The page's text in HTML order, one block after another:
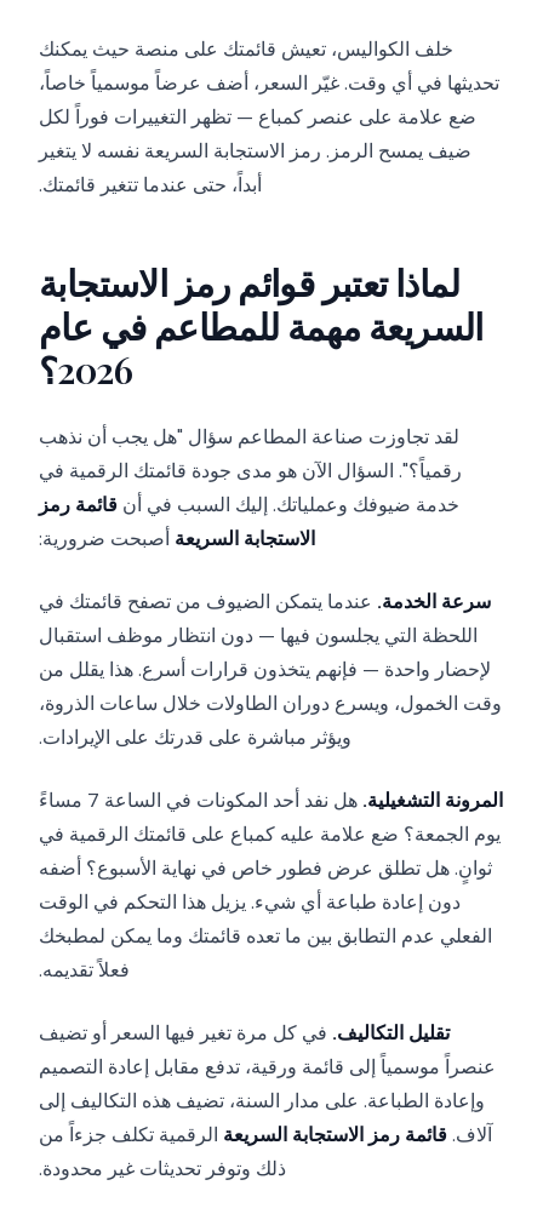
خلف الكواليس، تعيش قائمتك على منصة حيث يمكنك
تحديثها في أي وقت. غيّر السعر، أضف عرضاً موسمياً خاصاً،
ضع علامة على عنصر كمباع — تظهر التغييرات فوراً لكل
ضيف يمسح الرمز. رمز الاستجابة السريعة نفسه لا يتغير
أبداً، حتى عندما تتغير قائمتك.
لماذا تعتبر قوائم رمز الاستجابة
السريعة مهمة للمطاعم في عام
2026؟
لقد تجاوزت صناعة المطاعم سؤال "هل يجب أن نذهب
رقمياً؟". السؤال الآن هو مدى جودة قائمتك الرقمية في
خدمة ضيوفك وعملياتك. إليك السبب في أن قائمة رمز
الاستجابة السريعة أصبحت ضرورية:
سرعة الخدمة. عندما يتمكن الضيوف من تصفح قائمتك في
اللحظة التي يجلسون فيها — دون انتظار موظف استقبال
لإحضار واحدة — فإنهم يتخذون قرارات أسرع. هذا يقلل من
وقت الخمول، ويسرع دوران الطاولات خلال ساعات الذروة،
ويؤثر مباشرة على قدرتك على الإيرادات.
المرونة التشغيلية.
هل نفد أحد المكونات في الساعة 7 مساءً
يوم الجمعة؟ ضع علامة عليه كمباع على قائمتك الرقمية في
ثوانٍ. هل تطلق عرض فطور خاص في نهاية الأسبوع؟ أضفه
دون إعادة طباعة أي شيء. يزيل هذا التحكم في الوقت
الفعلي عدم التطابق بين ما تعده قائمتك وما يمكن لمطبخك
فعلاً تقديمه.
تقليل التكاليف. في كل مرة تغير فيها السعر أو تضيف
عنصراً موسمياً إلى قائمة ورقية، تدفع مقابل إعادة التصميم
وإعادة الطباعة. على مدار السنة، تضيف هذه التكاليف إلى
آلاف.قائمة رمز الاستجابة السريعة الرقمية تكلف جزءاً من
ذلك وتوفر تحديثات غير محدودة.